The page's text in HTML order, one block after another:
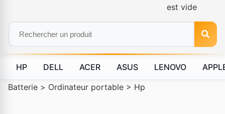
est vide
HP DELL ACER ASUS LENOVO
Batterie > Ordinateur portable > Hp